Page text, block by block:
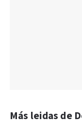
Más leidas de